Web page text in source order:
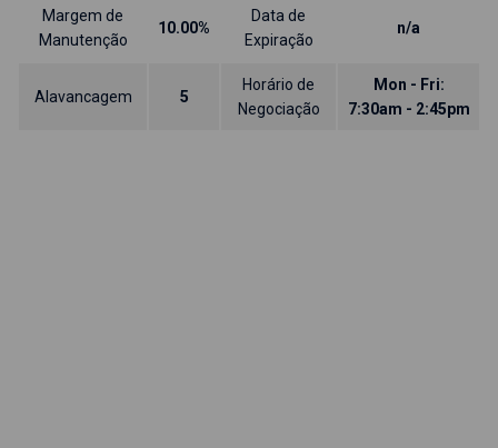
Margem de
Manutenção
10.00%
Data de
Expiração
n/a
Alavancagem 5
Horário de
Negociação
Mon - Fri:
7:30am - 2:45pm